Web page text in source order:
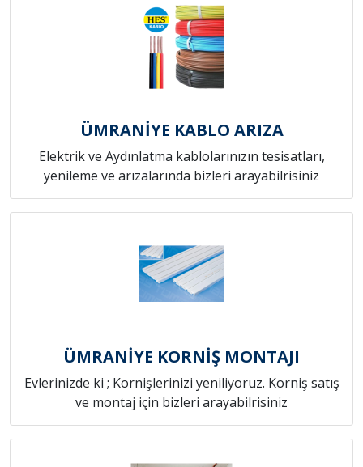
ÜMRANİYE KABLO ARIZA
Elektrik ve Aydınlatma kablolarınızın tesisatları,
yenileme ve arızalarında bizleri arayabilrisiniz
ÜMRANİYE KORNİŞ MONTAJI
Evlerinizde ki ; Kornişlerinizi yeniliyoruz. Korniş satış
ve montaj için bizleri arayabilrisiniz